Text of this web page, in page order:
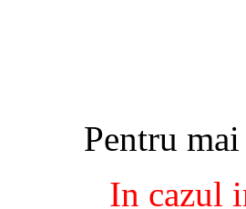
Pentru
In cazul